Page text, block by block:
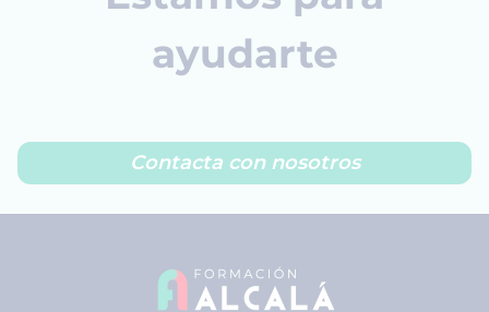
ayudarte
Contacta con nosotros